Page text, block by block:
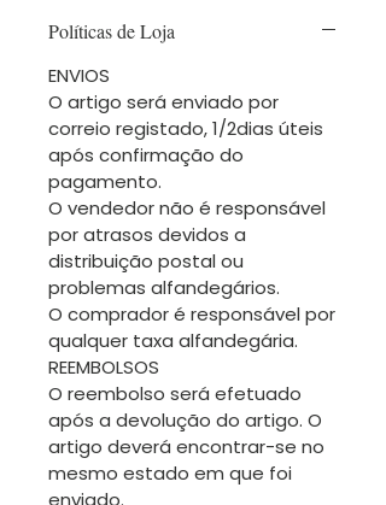
Políticas de Loja
ENVIOS
O artigo será enviado por
correio registado, 1/2dias úteis
após confirmação do
pagamento.
O vendedor não é responsável
por atrasos devidos a
distribuição postal ou
problemas alfandegários.
O comprador é responsável por
qualquer taxa alfandegária.
REEMBOLSOS
O reembolso será efetuado
após a devolução do artigo. O
artigo deverá encontrar-se no
mesmo estado em que foi
enviado.